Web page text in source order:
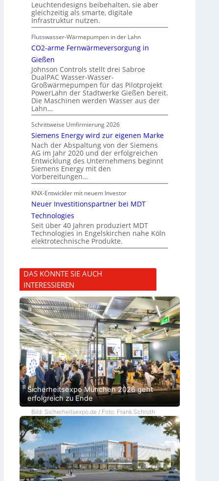
Leuchtendesigns beibehalten, sie aber
gleichzeitig als smarte, digitale
Infrastruktur nutzen.
Flusswasser-Wärmepumpen in der Lahn
CO2-arme Fernwärmeversorgung in
Gießen
Johnson Controls stellt drei Sabroe
DualPAC Wasser-Wasser-
Großwärmepumpen für das Pilotprojekt
PowerLahn der Stadtwerke Gießen bereit.
Die Maschinen werden Wasser aus der
Lahn…
Schrittweise Umfirmierung 2026
Siemens Energy wird zur eigenen Marke
Nach der Abspaltung von der Siemens
AG im Jahr 2020 und der erfolgreichen
Entwicklung des Unternehmens beginnt
Siemens Energy mit den
Vorbereitungen…
KNX-Entwickler mit neuem Investor
Neuer Investitionspartner bei MDT
Technologies
Seit über 40 Jahren produziert MDT
Technologies in Engelskirchen nahe Köln
elektrotechnische Produkte.
DAS KÖNNTE SIE AUCH
INTERESSIEREN
Sicherheitsexpo München 2026 geht
erfolgreich zu Ende
Bild: Sicherheitsexpo.de / Foto: Frank Schroth